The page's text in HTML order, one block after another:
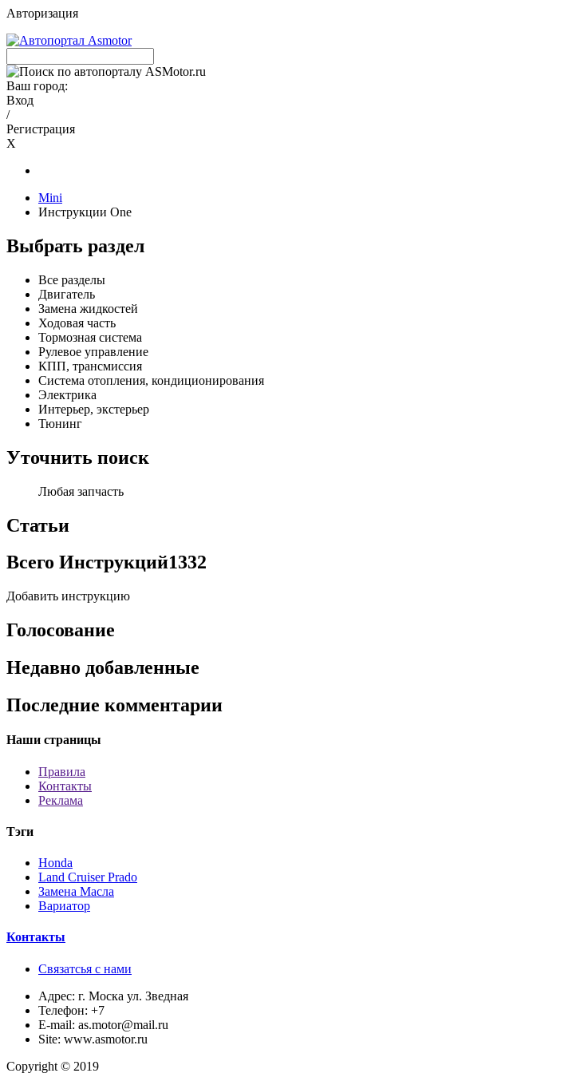
Авторизация
Ваш город:
Вход
/
Регистрация
X
Mini
Инструкции One
Выбрать раздел
Все разделы
Двигатель
Замена жидкостей
Ходовая часть
Тормозная система
Рулевое управление
КПП, трансмиссия
Система отопления, кондиционирования
Электрика
Интерьер, экстерьер
Тюнинг
Уточнить поиск
Любая запчасть
Статьи
Всего Инструкций1332
Добавить инструкцию
Голосование
Недавно добавленные
Последние комментарии
Наши страницы
Правила
Контакты
Реклама
Тэги
Honda
Land Cruiser Prado
Замена Масла
Вариатор
Контакты
Связатсья с нами
Адрес: г. Моска ул. Зведная
Телефон: +7
E-mail: as.motor@mail.ru
Site: www.asmotor.ru
Copyright © 2019